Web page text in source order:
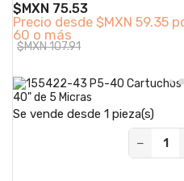
$MXN 75.53
Precio desde $MXN 59.35
60 o más
$MXN 107.91
Se vende desde 1 pieza(s)
−